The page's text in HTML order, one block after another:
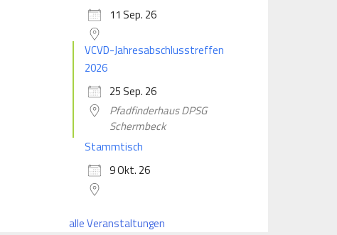
11 Sep. 26
VCVD-Jahresabschlusstreffen
2026
25 Sep. 26
Pfadfinderhaus DPSG
Schermbeck
Stammtisch
9 Okt. 26
alle Veranstaltungen